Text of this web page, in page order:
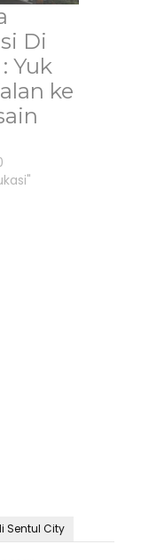
Di
Yuk
ke
Sentul City